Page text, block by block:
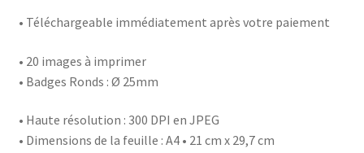
• Téléchargeable immédiatement après votre paiement
• 20 images à imprimer
• Badges Ronds : Ø 25mm
• Haute résolution : 300 DPI en JPEG
• Dimensions de la feuille : A4 • 21 cm x 29,7 cm